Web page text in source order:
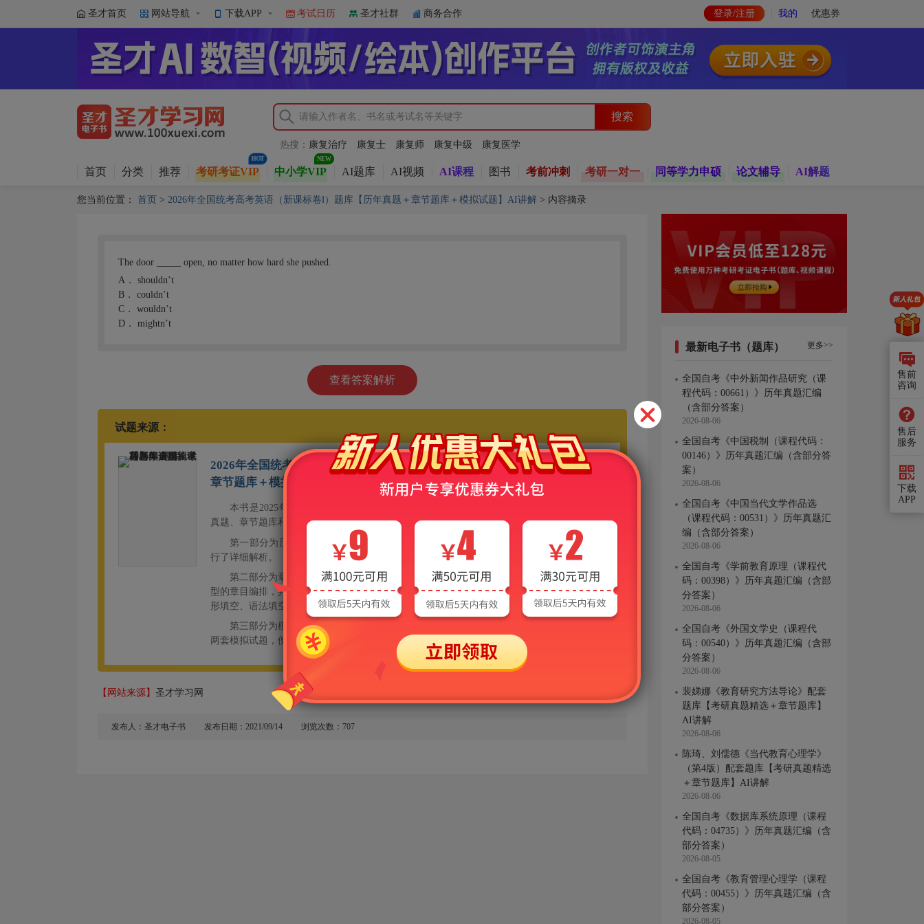
圣才首页 网站导航 下载APP 考试日历 圣才社群 商务合作 登录/注册 我的 优惠券
搜索
热搜： 康复治疗 康复士 康复师 康复中级 康复医学
首页 分类 推荐 考研考证VIP 中小学VIP AI题库 AI视频 AI课程 图书 考前冲刺 考研一对一 同等学力申硕 论文辅导 AI解题
您当前位置： 首页 > 2026年全国统考高考英语（新课标卷Ⅰ）题库【历年真题＋章节题库＋模拟试题】AI讲解 > 内容摘录
The door _____ open, no matter how hard she pushed.
A．
shouldn’t
B．
couldn’t
C．
wouldn’t
D．
mightn’t
查看答案解析
试题来源：
2026年全国统考高考英语（新课标卷Ⅰ）题库【历年真题＋
章节题库＋模拟试题】AI讲解
本书是2025年全国统考高考英语（新课标卷Ⅰ）的题库，包括历年
真题、章节题库和模拟试题三部分：
第一部分为历年真题。根据最新考试大纲，精选8套历年真题并进
行了详细解析。
第二部分为章节题库。遵循高考英语考试大纲，按照最新的考试题
型的章目编排，共分为阅读理解（四选一）、阅读理解（七选五）、完
形填空、语法填空、短文改错、书面表达等6章。
第三部分为模拟试题。根据常考知识点，参考相关真题，精心设计
两套模拟试题，便于考生检测复习效果。
扫码在手机上做题
【网站来源】 圣才学习网
发布人：圣才电子书 发布日期：2021/09/14 浏览次数：707
更多>>
最新电子书（题库）
全国自考《中外新闻作品研究（课
程代码：00661）》历年真题汇编
（含部分答案）
2026-08-06
全国自考《中国税制（课程代码：
00146）》历年真题汇编（含部分答
案）
2026-08-06
全国自考《中国当代文学作品选
（课程代码：00531）》历年真题汇
编（含部分答案）
2026-08-06
全国自考《学前教育原理（课程代
码：00398）》历年真题汇编（含部
分答案）
2026-08-06
全国自考《外国文学史（课程代
码：00540）》历年真题汇编（含部
分答案）
2026-08-06
裴娣娜《教育研究方法导论》配套
题库【考研真题精选＋章节题库】
AI讲解
2026-08-06
陈琦、刘儒德《当代教育心理学》
（第4版）配套题库【考研真题精选
＋章节题库】AI讲解
2026-08-06
全国自考《数据库系统原理（课程
代码：04735）》历年真题汇编（含
部分答案）
2026-08-05
全国自考《教育管理心理学（课程
代码：00455）》历年真题汇编（含
部分答案）
2026-08-05
售前
咨询
售后
服务
下载
APP